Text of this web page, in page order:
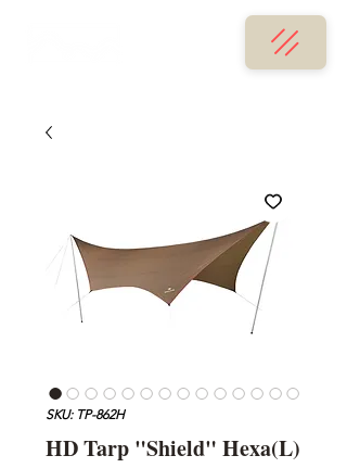
SKU: TP-862H
HD Tarp "Shield" Hexa(L)